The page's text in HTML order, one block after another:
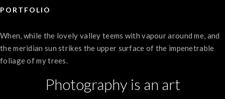
PORTFOLIO
When, while the lovely valley teems with vapour around me, and
the meridian sun strikes the upper surface of the impenetrable
foliage of my trees.
Photography is an art